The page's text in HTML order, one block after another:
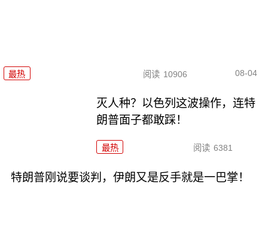
最热 阅读 10906 08-04
灭人种？以色列这波操作，连特
朗普面子都敢踩！
最热 阅读 6381
特朗普刚说要谈判，伊朗又是反手就是一巴掌！